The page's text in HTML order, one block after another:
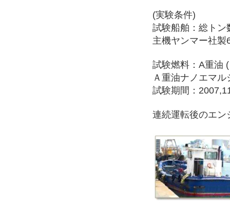
(実験条件)
試験船舶：総トン
主機ヤンマー社
試験燃料：A重油
Ａ重油ナノエマ
試験期間：
連続運転後のエン